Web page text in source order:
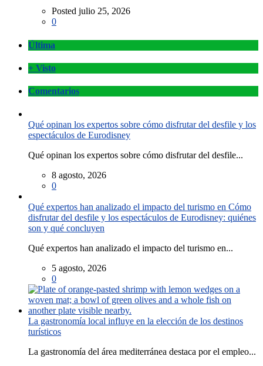
Posted julio 25, 2026
0
Última
+ Visto
Comentarios
Qué opinan los expertos sobre cómo disfrutar del desfile y los
espectáculos de Eurodisney
Qué opinan los expertos sobre cómo disfrutar del desfile...
8 agosto, 2026
0
Qué expertos han analizado el impacto del turismo en Cómo
disfrutar del desfile y los espectáculos de Eurodisney: quiénes
son y qué concluyen
Qué expertos han analizado el impacto del turismo en...
5 agosto, 2026
0
La gastronomía local influye en la elección de los destinos
turísticos
La gastronomía del área mediterránea destaca por el empleo...